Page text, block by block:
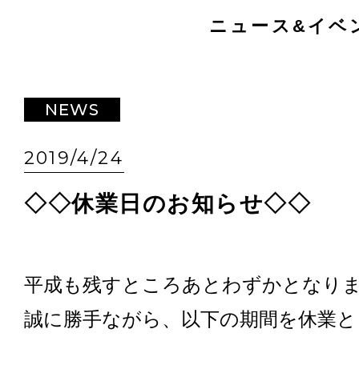
ニュース&イベ
2019/4/24
◇◇休業日のお知らせ◇◇
NEWS
平成も残すところあとわずかとなり
誠に勝手ながら、以下の期間を休業